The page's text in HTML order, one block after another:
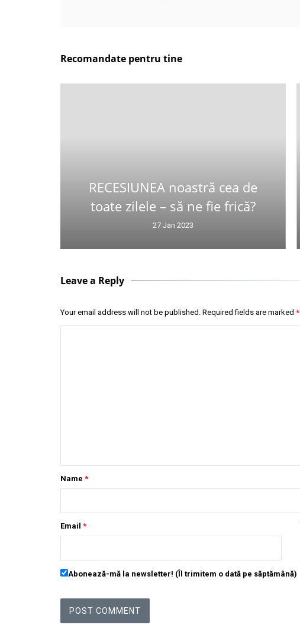
Recomandate pentru tine
RECESIUNEA noastră cea de
toate zilele – să ne fie frică?
27 Jan 2023
Leave a Reply
Your email address will not be published. Required fields are marked *
Name *
Email *
Abonează-mă la newsletter! (Îl trimitem o dată pe săptămână)